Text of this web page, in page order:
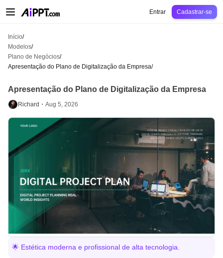
Educação
Entrar Cadastrar-se
Início/
Modelos/
Plano de Negócios/
Apresentação do Plano de Digitalização da Empresa/
Apresentação do Plano de Digitalização da Empresa
Richard・ Aug 5, 2026
🌟 Estética moderna e profissional de alta tecnologia.